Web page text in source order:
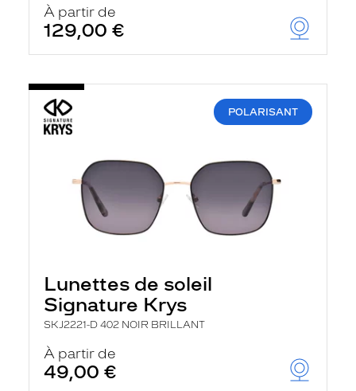
À partir de
129,00 €
POLARISANT
Lunettes de soleil
Signature Krys
SKJ2221-D 402 NOIR BRILLANT
À partir de
49,00 €